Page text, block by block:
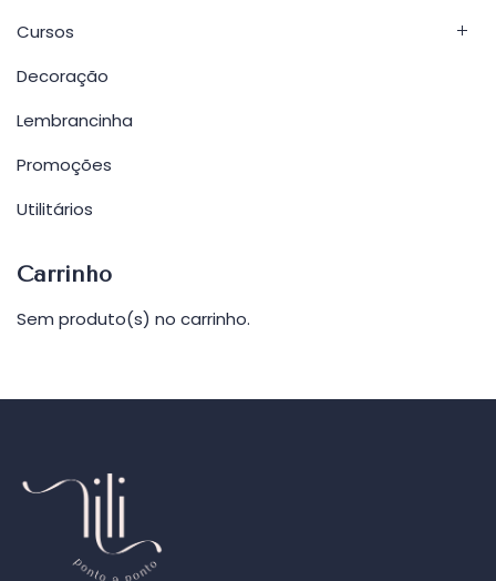
Cursos
Decoração
Lembrancinha
Promoções
Utilitários
Carrinho
Sem produto(s) no carrinho.